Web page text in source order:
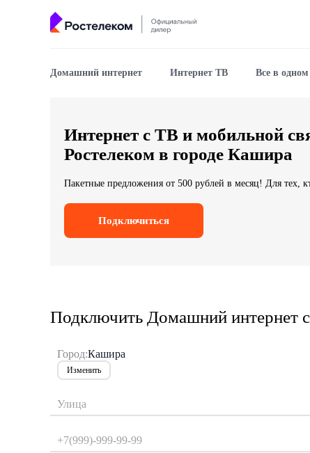
Домашний интернет Интернет ТВ Все в одном
Интернет с ТВ и мобильной
Ростелеком в городе Кашира
Пакетные предложения от 500 рублей в месяц! Для тех,
Подключиться
Подключить Домашний интернет
Город:Кашира
Изменить